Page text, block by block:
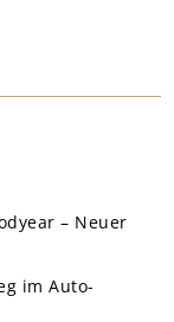
– Neuer
im Auto-